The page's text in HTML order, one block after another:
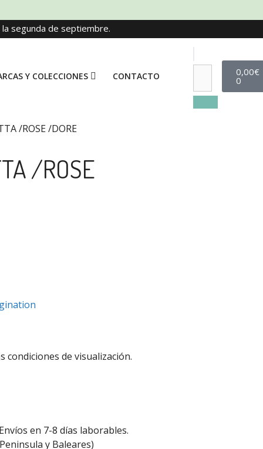
segunda de septiembre.
Y COLECCIONES CONTACTO 0,00€
0
/ROSE /DORE
/ROSE
condiciones de visualización.
en 7-8 días laborables.
y Baleares)